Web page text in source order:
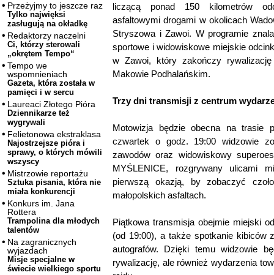
Przeżyjmy to jeszcze raz
Tylko najwięksi
zasługują na okładkę
Redaktorzy naczelni
Ci, którzy sterowali
„okrętem Tempo“
Tempo we
wspomnieniach
Gazeta, która została w
pamięci i w sercu
Laureaci Złotego Pióra
Dziennikarze też
wygrywali
Felietonowa ekstraklasa
Najostrzejsze pióra i
sprawy, o których mówili
wszyscy
Mistrzowie reportażu
Sztuka pisania, która nie
miała konkurencji
Konkurs im. Jana
Rottera
Trampolina dla młodych
talentów
Na zagranicznych
wyjazdach
Misje specjalne w
świecie wielkiego sportu
liczącą ponad 150 kilometrów
asfaltowymi drogami w okolicach
Stryszowa i Zawoi. W programie
sportowe i widowiskowe miejskie
w Zawoi, który zakończy
Makowie Podhalańskim.
Trzy dni transmisji z centrum
Motowizja będzie obecna na trasie
czwartek o godz. 19:00 widzowie
zawodów oraz widowiskowy
MYŚLENICE, rozgrywany ulicami
pierwszą okazją, by zobaczyć
małopolskich asfaltach.
Piątkowa transmisja obejmie miejski
(od 19:00), a także spotkanie kibiców
autografów. Dzięki temu widzowie
rywalizację, ale również wydarzenia